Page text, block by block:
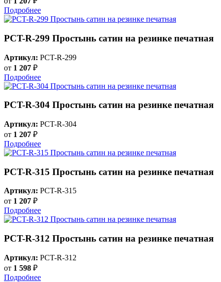
Подробнее
PCT-R-299 Простынь сатин на резинке печатная
Артикул: PCT-R-299
от 1 207 ₽
Подробнее
PCT-R-304 Простынь сатин на резинке печатная
Артикул: PCT-R-304
от 1 207 ₽
Подробнее
PCT-R-315 Простынь сатин на резинке печатная
Артикул: PCT-R-315
от 1 207 ₽
Подробнее
PCT-R-312 Простынь сатин на резинке печатная
Артикул: PCT-R-312
от 1 598 ₽
Подробнее